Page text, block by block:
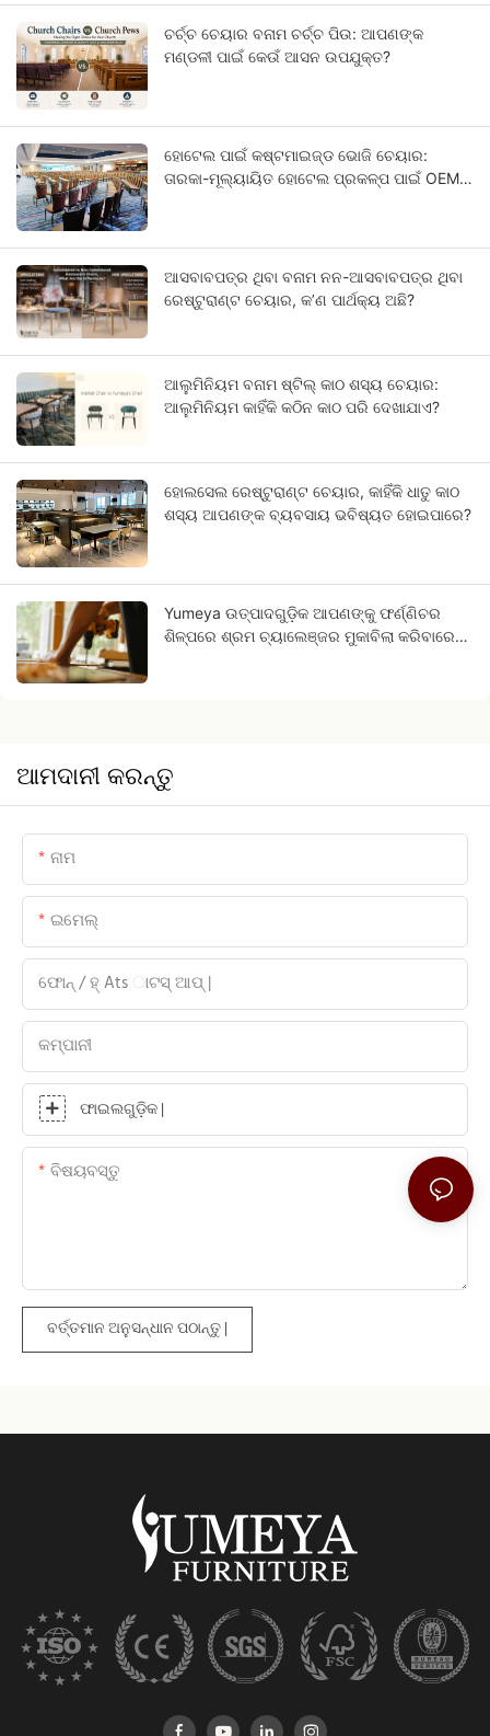
ଚର୍ଚ୍ଚ ଚେୟାର ବନାମ ଚର୍ଚ୍ଚ ପିଉ: ଆପଣଙ୍କ
ମଣ୍ଡଳୀ ପାଇଁ କେଉଁ ଆସନ ଉପଯୁକ୍ତ?
ହୋଟେଲ ପାଇଁ କଷ୍ଟମାଇଜ୍ଡ ଭୋଜି ଚେୟାର:
ତାରକା-ମୂଲ୍ୟାୟିତ ହୋଟେଲ ପ୍ରକଳ୍ପ ପାଇଁ OEM
ଆସବାବପତ୍ର ଥିବା ବନାମ ନନ-ଆସବାବପତ୍ର ଥିବା
ରେଷ୍ଟୁରାଣ୍ଟ ଚେୟାର, କ’ଣ ପାର୍ଥକ୍ୟ ଅଛି?
ଆଲୁମିନିୟମ ବନାମ ଷ୍ଟିଲ୍ କାଠ ଶସ୍ୟ ଚେୟାର:
ଆଲୁମିନିୟମ କାହିଁକି କଠିନ କାଠ ପରି ଦେଖାଯାଏ?
ହୋଲସେଲ ରେଷ୍ଟୁରାଣ୍ଟ ଚେୟାର, କାହିଁକି ଧାତୁ କାଠ
ଶସ୍ୟ ଆପଣଙ୍କ ବ୍ୟବସାୟ ଭବିଷ୍ୟତ ହୋଇପାରେ?
Yumeya ଉତ୍ପାଦଗୁଡ଼ିକ ଆପଣଙ୍କୁ ଫର୍ଣ୍ଣିଚର
ଶିଳ୍ପରେ ଶ୍ରମ ଚ୍ୟାଲେଞ୍ଜର ମୁକାବିଲା କରିବାରେ
ଆମଦାନୀ କରନ୍ତୁ
ନାମ
ଇମେଲ୍
ଫୋନ୍ / ହ୍ Ats ାଟସ୍ ଆପ୍ |
କମ୍ପାନୀ
ଫାଇଲଗୁଡ଼ିକ |
ବିଷୟବସ୍ତୁ
ବର୍ତ୍ତମାନ ଅନୁସନ୍ଧାନ ପଠାନ୍ତୁ |